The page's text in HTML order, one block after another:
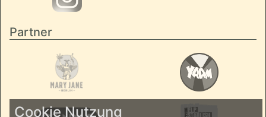
Partner
Cookie Nutzung